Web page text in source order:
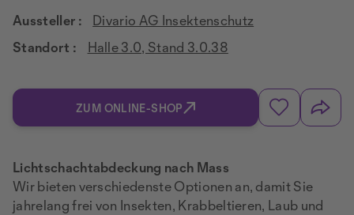
Aussteller :
Divario AG Insektenschutz
Standort :
Halle 3.0, Stand 3.0.38
ZUM ONLINE-SHOP
Lichtschachtabdeckung nach Mass
Wir bieten verschiedenste Optionen an, damit Sie
jahrelang frei von Insekten, Krabbeltieren, Laub und